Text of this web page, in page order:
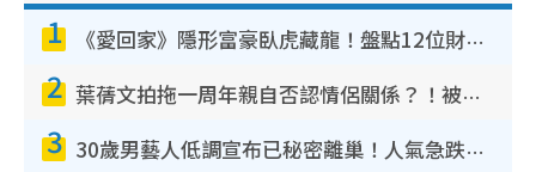
1 《愛回家》隱形富豪臥虎藏龍！盤點12位財氣逼人的有錢藝人：呢位靚女3億身家唔憂做
2 葉蒨文拍拖一周年親自否認情侶關係？！被質疑感情造假竟稱GM「普通同事」
3 30歲男藝人低調宣布已秘密離巢！人氣急跌變失蹤人口︰「這幾年過得並不容易」